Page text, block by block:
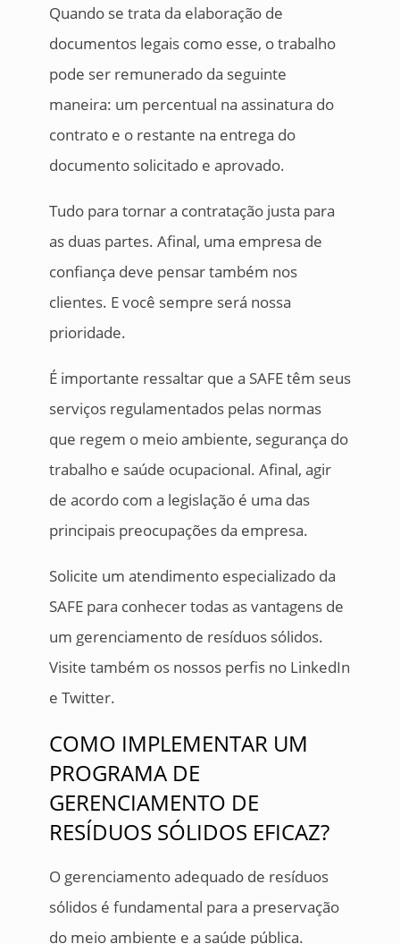
Quando se trata da elaboração de
documentos legais como esse, o trabalho
pode ser remunerado da seguinte
maneira: um percentual na assinatura do
contrato e o restante na entrega do
documento solicitado e aprovado.
Tudo para tornar a contratação justa para
as duas partes. Afinal, uma empresa de
confiança deve pensar também nos
clientes. E você sempre será nossa
prioridade.
É importante ressaltar que a SAFE têm seus
serviços regulamentados pelas normas
que regem o meio ambiente, segurança do
trabalho e saúde ocupacional. Afinal, agir
de acordo com a legislação é uma das
principais preocupações da empresa.
Solicite um atendimento especializado da
SAFE para conhecer todas as vantagens de
um gerenciamento de resíduos sólidos.
Visite também os nossos perfis no LinkedIn
e Twitter.
COMO IMPLEMENTAR UM
PROGRAMA DE
GERENCIAMENTO DE
RESÍDUOS SÓLIDOS EFICAZ?
O gerenciamento adequado de resíduos
sólidos é fundamental para a preservação
do meio ambiente e a saúde pública.